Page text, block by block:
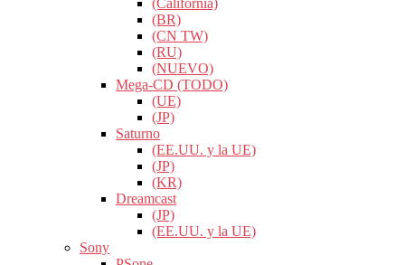
(California)
(BR)
(CN TW)
(RU)
(NUEVO)
Mega-CD (TODO)
(UE)
(JP)
Saturno
(EE.UU. y la UE)
(JP)
(KR)
Dreamcast
(JP)
(EE.UU. y la UE)
Sony